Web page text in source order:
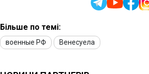
Більше по темі:
военные РФ Венесуела